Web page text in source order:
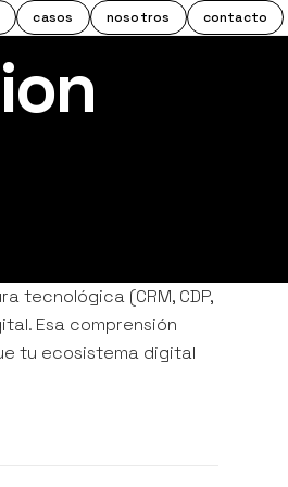
casos nosotros contacto
tecnológica (CRM, CDP,
Esa comprensión
tu ecosistema digital